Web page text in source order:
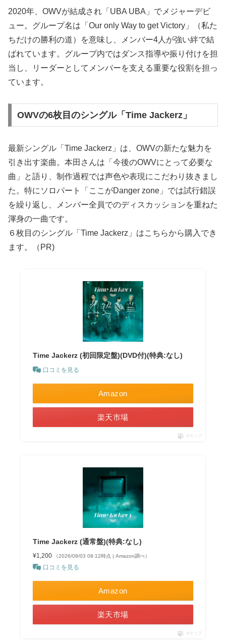
2020年、OWVが結成され「UBA UBA」でメジャーデビ
ュー。グループ名は「Our only Way to get Victory」（私た
ちだけの勝利の道）を意味し、メンバー4人が強い絆で結
ばれています。グループ内ではダンス指導や振り付けを担
当し、リーダーとしてメンバーを支える重要な役割を担っ
ています。
OWVの6枚目のシングル「Time Jackerz」
最新シングル「Time Jackerz」は、OWVの新たな魅力を
引き出す楽曲。本田さんは「今後のOWVにとって必要な
曲」と語り、制作過程では声色や表現にこだわり抜きまし
た。特にソロパート「ここがDanger zone」では試行錯誤
を繰り返し、メンバー全員でのディスカッションを重ねた
渾身の一曲です。
６枚目のシングル「Time Jackerz」はこちらから購入でき
ます。（PR)
Time Jackerz (初回限定盤)(DVD付)(特典:なし)
口コミを見る
Amazon
楽天市場
ポチップ
Time Jackerz (通常盤)(特典:なし)
¥1,200 （2026/08/03 08:12時点 | Amazon調べ）
口コミを見る
Amazon
楽天市場
ポチップ